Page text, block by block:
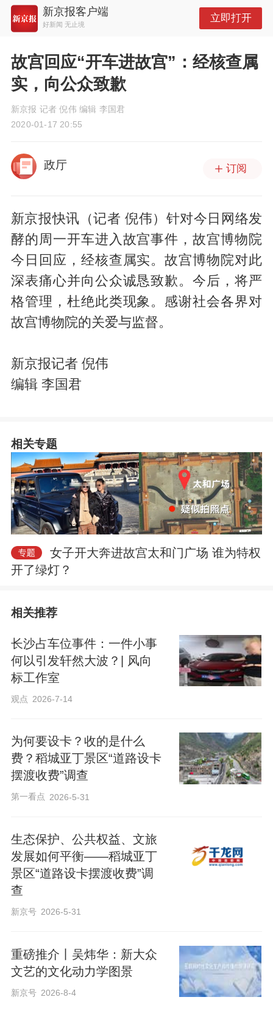
新京报客户端
好新闻 无止境
立即打开
故宫回应“开车进故宫”：经核查属
实，向公众致歉
新京报 记者 倪伟 编辑 李国君
2020-01-17 20:55
政厅 订阅
新京报快讯（记者 倪伟）针对今日网络发
酵的周一开车进入故宫事件，故宫博物院
今日回应，经核查属实。故宫博物院对此
深表痛心并向公众诚恳致歉。今后，将严
格管理，杜绝此类现象。感谢社会各界对
故宫博物院的关爱与监督。
新京报记者 倪伟
编辑 李国君
相关专题
女子开大奔进故宫太和门广场 谁为特权
开了绿灯？
相关推荐
长沙占车位事件：一件小事
何以引发轩然大波？| 风向
标工作室
观点 2026-7-14
为何要设卡？收的是什么
费？稻城亚丁景区“道路设卡
摆渡收费”调查
第一看点 2026-5-31
生态保护、公共权益、文旅
发展如何平衡——稻城亚丁
景区“道路设卡摆渡收费”调
查
新京号 2026-5-31
重磅推介丨吴炜华：新大众
文艺的文化动力学图景
新京号 2026-8-4